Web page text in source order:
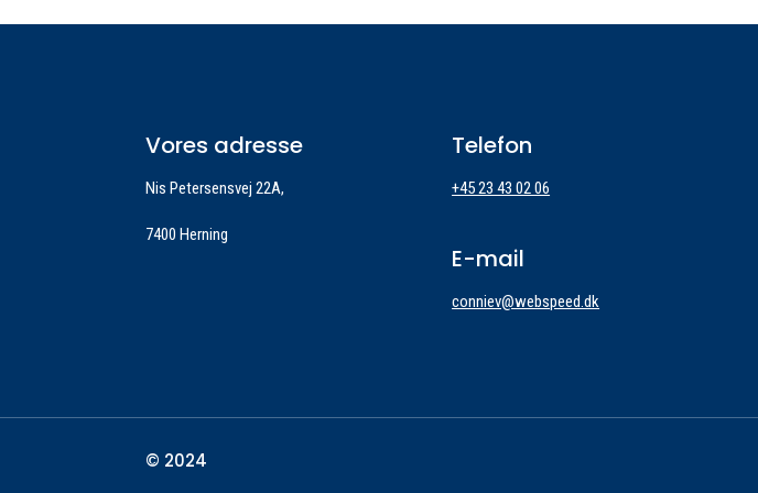
Vores adresse
Nis Petersensvej 22A,
7400 Herning
Telefon
+45 23 43 02 06
E-mail
conniev@webspeed.dk
© 2024